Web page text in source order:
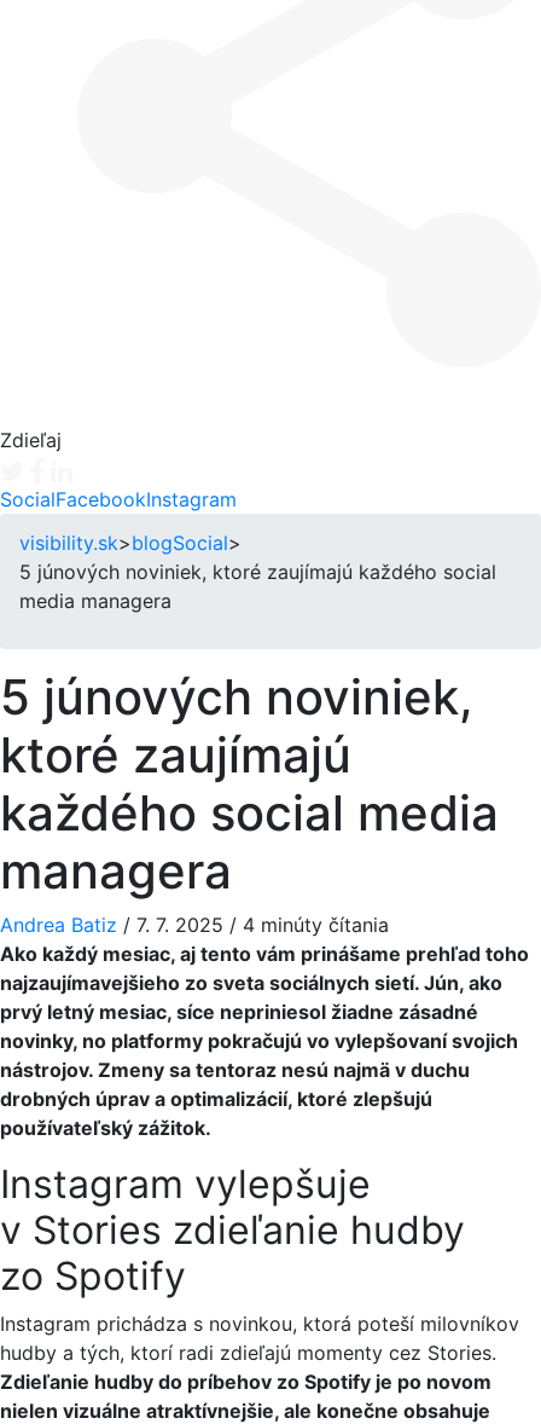
Zdieľaj
SocialFacebookInstagram
visibility.sk>blogSocial>
5 júnových noviniek, ktoré zaujímajú každého social
media managera
5 júnových noviniek,
ktoré zaujímajú
každého social media
managera
Andrea Batiz / 7. 7. 2025 / 4 minúty čítania
Ako každý mesiac, aj tento vám prinášame prehľad toho
najzaujímavejšieho zo sveta sociálnych sietí. Jún, ako
prvý letný mesiac, síce nepriniesol žiadne zásadné
novinky, no platformy pokračujú vo vylepšovaní svojich
nástrojov. Zmeny sa tentoraz nesú najmä v duchu
drobných úprav a optimalizácií, ktoré zlepšujú
používateľský zážitok.
Instagram vylepšuje
v Stories zdieľanie hudby
zo Spotify
Instagram prichádza s novinkou, ktorá poteší milovníkov
hudby a tých, ktorí radi zdieľajú momenty cez Stories.
Zdieľanie hudby do príbehov zo Spotify je po novom
nielen vizuálne atraktívnejšie, ale konečne obsahuje